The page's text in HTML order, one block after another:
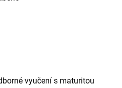
vyučení s maturitou